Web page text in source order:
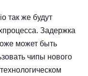
так же будут
Задержка
может быть
чипы нового